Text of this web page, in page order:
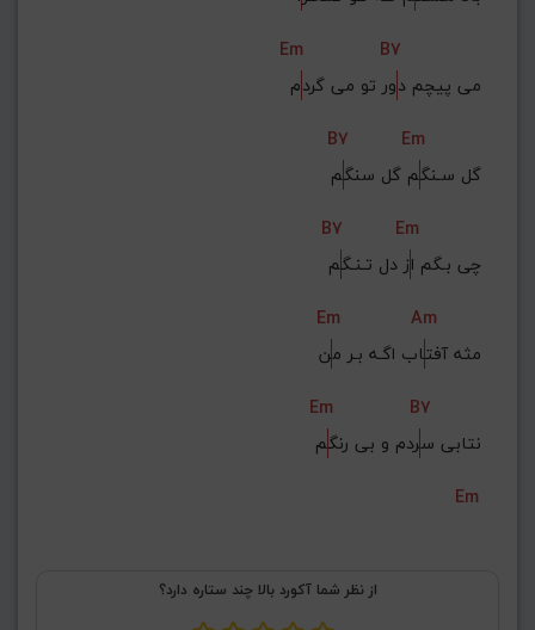
Em
B7
می پیچم دور تو می گردم
B7
Em
گل سـنگم گل سنگم
B7
Em
چی بـگم از دل تـنـگم
Em
Am
مثه آفتاب اگـه بـر من
Em
B7
نتابی سردم و بی رنگم
Em
از نظر شما آکورد بالا چند ستاره دارد؟